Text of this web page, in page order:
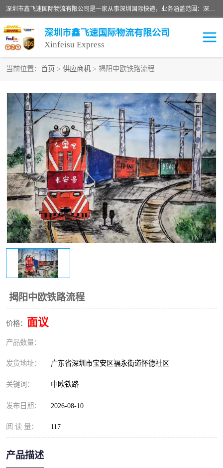
深圳市鑫飞速国际物流有限公司是一家从事深圳国际快递，业务涵盖范围：深圳DHL国际快递、深圳国际快递公司、深圳国际物流公司、深圳国际快递、深圳DHL国际快递电话可拨打全国服务热线：15019287411。欢迎各位亲来人来电到我司洽谈合作。
深圳市鑫飞速国际物流有限公司
Xinfeisu Express
当前位置： 首页 > 供应商机 > 揭阳中欧铁路流程
揭阳中欧铁路流程
价格： 面议
产品数量：
发货地址： 广东省深圳市宝安区福永街道怀德社区
关键词： 中欧铁路
发布日期： 2026-08-10
阅 读 量： 117
产品描述
俄罗斯快递 巴西快递
深圳DHL国际快递 伊朗快递
UPS国际快递 深圳国际快递公司
深圳国际物流公司 深圳国际快递电话
DHL国际快递电话 深圳国际快递
新能源电池出口物流